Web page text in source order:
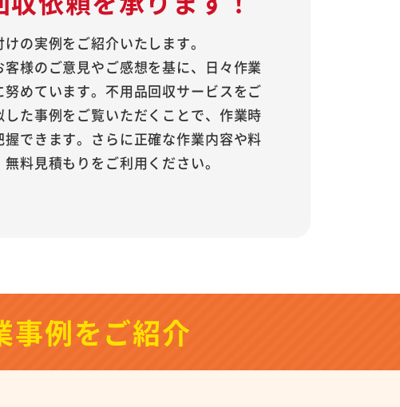
の実例をご紹介いたします。
様のご意見やご感想を基に、日々作業
めています。不用品回収サービスをご
た事例をご覧いただくことで、作業時
できます。さらに正確な作業内容や料
料見積もりをご利用ください。
事例をご紹介